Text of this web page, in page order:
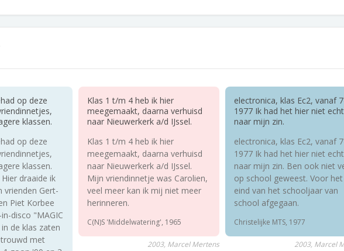
op deze
klassen.
op deze
klassen.
draaide ik
vrienden Gert-
Piet Korbee
disco "MAGIC
de klas zaten
met
Klas 1 t/m 4 heb ik hier
meegemaakt, daarna verhuisd
naar Nieuwerkerk a/d IJssel.
Klas 1 t/m 4 heb ik hier
meegemaakt, daarna verhuisd
naar Nieuwerkerk a/d IJssel.
Mijn vriendinnetje was Carolien,
veel meer kan ik mij niet meer
herinneren.
C(N)S 'Middelwatering', 1965
2003, Marcel Mertens
electronica, klas Ec2, vanaf
1977 Ik had het hier niet echt
naar mijn zin.
electronica, klas Ec2, vanaf
1977 Ik had het hier niet echt
naar mijn zin. Ben ook niet
op school geweest. Voor het
eind van het schooljaar van
school afgegaan.
Christelijke MTS, 1977
2003, Marcel